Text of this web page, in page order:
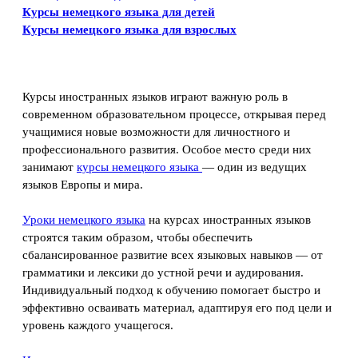
Курсы немецкого языка для детей
Курсы немецкого языка для взрослых
Курсы иностранных языков играют важную роль в
современном образовательном процессе, открывая перед
учащимися новые возможности для личностного и
профессионального развития. Особое место среди них
занимают курсы немецкого языка — один из ведущих
языков Европы и мира.
Уроки немецкого языка на курсах иностранных языков
строятся таким образом, чтобы обеспечить
сбалансированное развитие всех языковых навыков — от
грамматики и лексики до устной речи и аудирования.
Индивидуальный подход к обучению помогает быстро и
эффективно осваивать материал, адаптируя его под цели и
уровень каждого учащегося.